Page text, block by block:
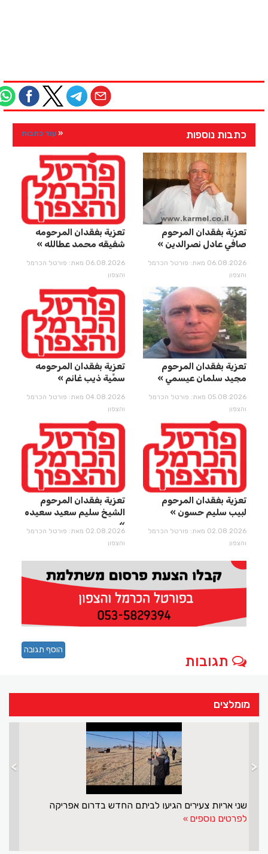
כתבות נוספות עוד כתבות
تعزية بفقدان المرحوم
صافي عادل نصرالدين
06.08.2026 מאת: פורטל הכרמל
והצפון
تعزية بفقدان المرحومه
شفيقه محمد عطالله
06.08.2026 מאת: פורטל הכרמל
והצפון
تعزية بفقدان المرحوم
مجيد سلمان عيسمي
05.08.2026 מאת: פורטל הכרמל
והצפון
تعزية بفقدان المرحومه
سمِّيِة ذيب غانم
04.08.2026 מאת: פורטל הכרמל
והצפון
تعزية بفقدان المرحوم
لبيب سليم حسون
02.08.2026 מאת: פורטל הכרמל
והצפון
تعزية بفقدان المرحوم
الشيخ سليم سعيد سعيده
02.08.2026 מאת: פורטל הכרמל
והצפון
תגובות
הוסף תגובה
מומלצים
שני אריות צעירים הגיעו לביתם החדש בדרום אפריקה
לפרטים נוספים
> <